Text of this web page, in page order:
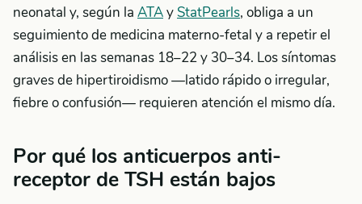
neonatal y, según la ATAyStatPearls, obliga a un
seguimiento de medicina materno-fetal y a repetir el
análisis en las semanas 18–22 y 30–34. Los síntomas
graves de hipertiroidismo —latido rápido o irregular,
fiebre o confusión— requieren atención el mismo día.
Por qué los anticuerpos anti-
receptor de TSH están bajos